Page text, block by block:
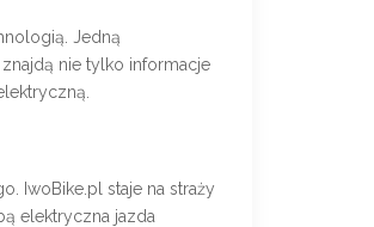
Jedną
nie tylko informacje
IwoBike.pl staje na straży
elektryczna jazda